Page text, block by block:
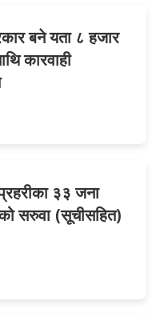
बने यता ८ हजार
कारवाही
३३ जना
सरुवा (सूचीसहित)